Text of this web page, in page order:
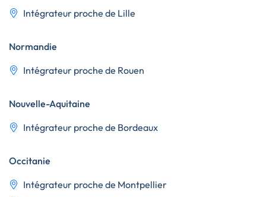
Intégrateur proche de Lille
Normandie
Intégrateur proche de Rouen
Nouvelle-Aquitaine
Intégrateur proche de Bordeaux
Occitanie
Intégrateur proche de Montpellier